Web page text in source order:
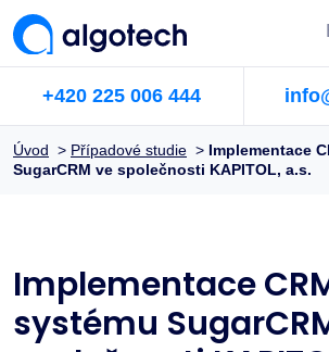
+420 225 006 444
Úvod > Případové studie > Implementace
SugarCRM ve společnosti KAPITOL, a.s.
Implementace
systému